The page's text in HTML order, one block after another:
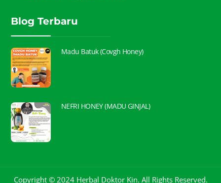
Blog Terbaru
Madu Batuk (Covgh Honey)
NEFRI HONEY (MADU GINJAL)
Copyright © 2024 Herbal Doktor Kin. All Rights Reserved.